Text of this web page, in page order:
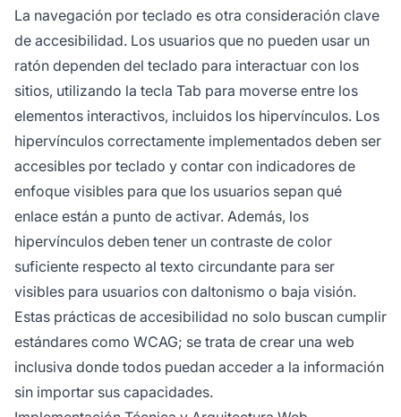
La navegación por teclado es otra consideración clave
de accesibilidad. Los usuarios que no pueden usar un
ratón dependen del teclado para interactuar con los
sitios, utilizando la tecla Tab para moverse entre los
elementos interactivos, incluidos los hipervínculos. Los
hipervínculos correctamente implementados deben ser
accesibles por teclado y contar con indicadores de
enfoque visibles para que los usuarios sepan qué
enlace están a punto de activar. Además, los
hipervínculos deben tener un contraste de color
suficiente respecto al texto circundante para ser
visibles para usuarios con daltonismo o baja visión.
Estas prácticas de accesibilidad no solo buscan cumplir
estándares como WCAG; se trata de crear una web
inclusiva donde todos puedan acceder a la información
sin importar sus capacidades.